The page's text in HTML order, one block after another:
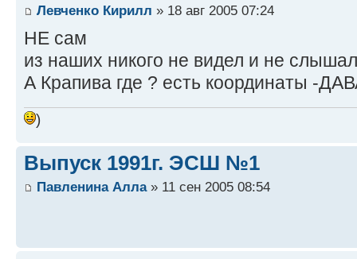
Левченко Кирилл » 18 авг 2005 07:24
НЕ сам
из наших никого не видел и не
А Крапива где ? есть координаты -
)
Выпуск 1991г. ЭСШ №1
Павленина Алла» 11 сен 2005 08:54